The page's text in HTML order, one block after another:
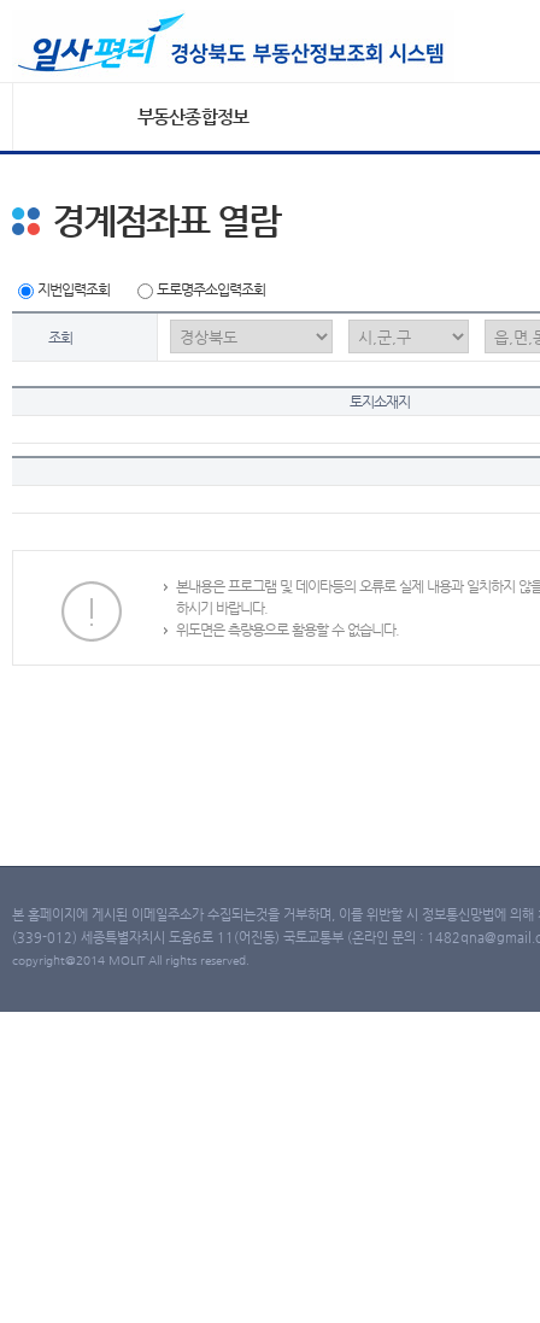
부동산종합정보
경계점좌표 열람
지번입력조회 도로명주소입력조회
조회
토지소재지
본내용은 프로그램 및 데이타등의 오류로 실제 내용과 일치하지
하시기 바랍니다.
위도면은 측량용으로 활용할 수 없습니다.
본 홈페이지에 게시된 이메일주소가 수집되는것을 거부하며, 이를 위반할 시 정보통신망법에 의
(339-012) 세종특별자치시 도움6로 11(어진동) 국토교통부 (온라인 문의 :
copyright@2014 MOLIT All rights reserved.